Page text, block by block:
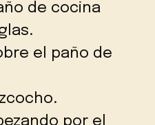
de cocina
el paño de
por el